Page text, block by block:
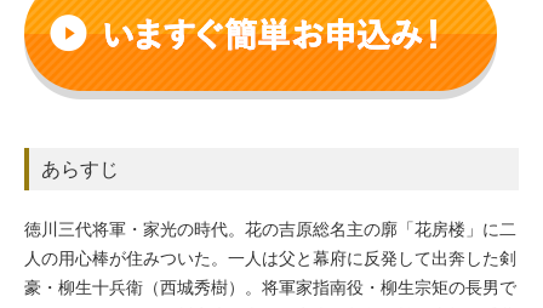
あらすじ
徳川三代将軍・家光の時代。花の吉原総名主の廓「花房楼」に二
人の用心棒が住みついた。一人は父と幕府に反発して出奔した剣
豪・柳生十兵衛（西城秀樹）。将軍家指南役・柳生宗矩の長男で